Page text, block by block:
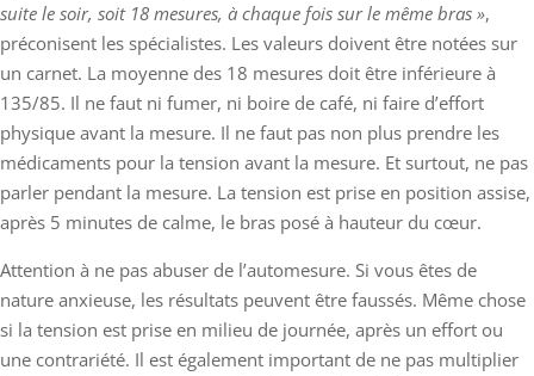
suite le soir, soit 18 mesures, à chaque fois sur le même bras »,
préconisent les spécialistes. Les valeurs doivent être notées sur
un carnet. La moyenne des 18 mesures doit être inférieure à
135/85. Il ne faut ni fumer, ni boire de café, ni faire d’effort
physique avant la mesure. Il ne faut pas non plus prendre les
médicaments pour la tension avant la mesure. Et surtout, ne pas
parler pendant la mesure. La tension est prise en position assise,
après 5 minutes de calme, le bras posé à hauteur du cœur.
Attention à ne pas abuser de l’automesure. Si vous êtes de
nature anxieuse, les résultats peuvent être faussés. Même chose
si la tension est prise en milieu de journée, après un effort ou
une contrariété. Il est également important de ne pas multiplier